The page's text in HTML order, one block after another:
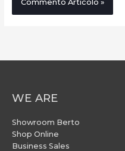
WE ARE
Showroom Berto
Shop Online
Business Sales